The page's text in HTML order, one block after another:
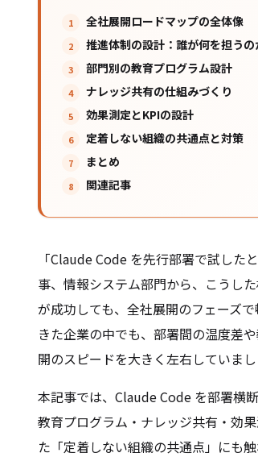
全社展開ロードマップの全体像
推進体制の設計：誰が何を担うの
部門別の教育プログラム設計
ナレッジ共有の仕組みづくり
効果測定とKPIの設計
定着しない組織の共通点と対策
まとめ
関連記事
「Claude Code を先行部署で試した
事、情報システム部門から、こうし
が成功しても、全社展開のフェーズ
きた企業の中でも、部署間の温度差
開のスピードを大きく左右していまし
本記事では、Claude Code を部署横
教育プログラム・ナレッジ共有・効
た「定着しない組織の共通点」にも